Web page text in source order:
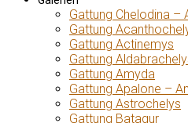
Gattung Chelodina –
Gattung
Gattung Actinemys
Gattung
Gattung Amyda
Gattung Apalone –
Gattung Astrochelys
Gattung Batagur